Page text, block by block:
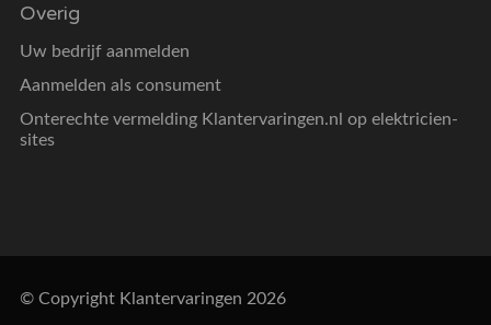
Overig
Uw bedrijf aanmelden
Aanmelden als consument
Onterechte vermelding Klantervaringen.nl op elektricien-
sites
© Copyright Klantervaringen 2026